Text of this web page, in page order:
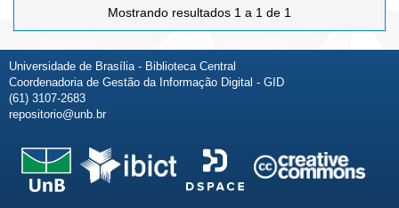
Mostrando resultados 1 a 1 de 1
Universidade de Brasília - Biblioteca Central
Coordenadoria de Gestão da Informação Digital - GID
(61) 3107-2683
repositorio@unb.br